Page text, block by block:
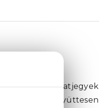
Az illatjegyek
melyek együttesen